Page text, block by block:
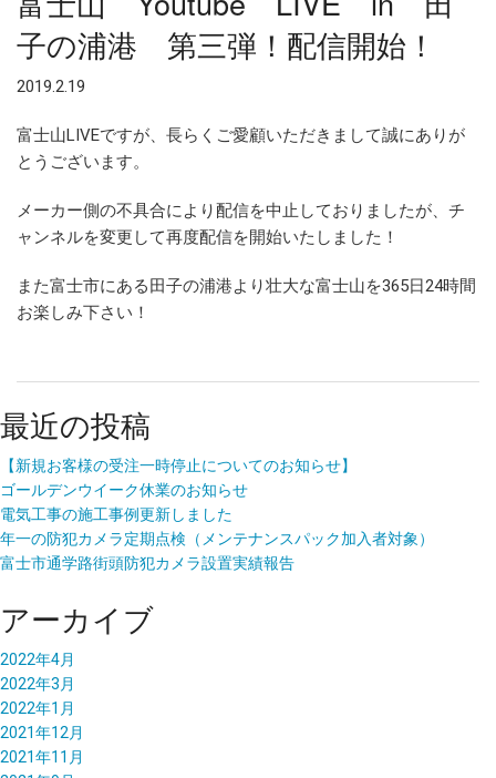
よくあるご質問
富士山LIVE
お問合せ
子の浦港 第三弾！配信開始！
2019.2.19
富士山LIVEですが、長らくご愛顧いただきまして誠にありが
とうございます。
メーカー側の不具合により配信を中止しておりましたが、チ
ャンネルを変更して再度配信を開始いたしました！
また富士市にある田子の浦港より壮大な富士山を365日24時間
お楽しみ下さい！
最近の投稿
【新規お客様の受注一時停止についてのお知らせ】
ゴールデンウイーク休業のお知らせ
電気工事の施工事例更新しました
年一の防犯カメラ定期点検（メンテナンスパック加入者対象）
富士市通学路街頭防犯カメラ設置実績報告
アーカイブ
2022年4月
2022年3月
2022年1月
2021年12月
2021年11月